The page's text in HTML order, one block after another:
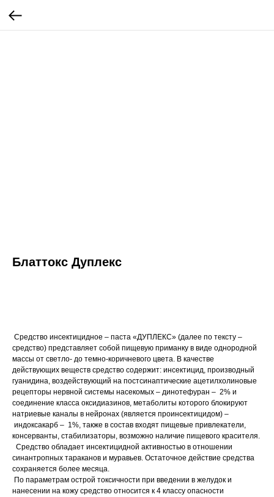
Блаттокс Дуплекс
Средство инсектицидное – паста «ДУПЛЕКС» (далее по тексту –
средство) представляет собой пищевую приманку в виде однородной
массы от светло- до темно-коричневого цвета. В качестве
действующих веществ средство содержит: инсектицид, производный
гуанидина, воздействующий на постсинаптические ацетилхолиновые
рецепторы нервной системы насекомых – динотефуран – 2% и
соединение класса оксидиазинов, метаболиты которого блокируют
натриевые каналы в нейронах (является проинсектицидом) –
индоксакарб – 1%, также в состав входят пищевые привлекатели,
консерванты, стабилизаторы, возможно наличие пищевого красителя.
Средство обладает инсектицидной активностью в отношении
синантропных тараканов и муравьев. Остаточное действие средства
сохраняется более месяца.
По параметрам острой токсичности при введении в желудок и
нанесении на кожу средство относится к 4 классу опасности